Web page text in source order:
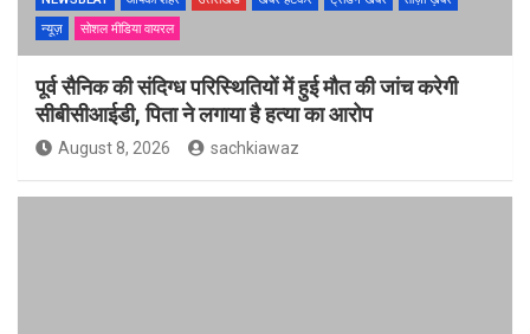
न्यूज़
सोशल मीडिया वायरल
पूर्व सैनिक की संदिग्ध परिस्थितियों में हुई मौत की जांच करेगी
सीबीसीआईडी, पिता ने लगाया है हत्या का आरोप
August 8, 2026 sachkiawaz